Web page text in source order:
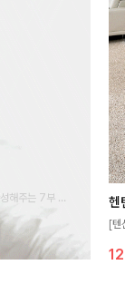
해주는 7부 블
링을 연출하
[텐
게